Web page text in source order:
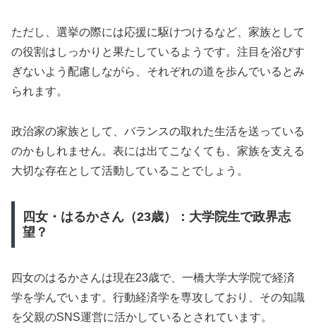
ただし、選挙の際には応援に駆けつけるなど、家族として
の役割はしっかりと果たしているようです。注目を浴びす
ぎないよう配慮しながら、それぞれの道を歩んでいるとみ
られます。
政治家の家族として、バランスの取れた生活を送っている
のかもしれません。表には出てこなくても、家族を支える
大切な存在として活動していることでしょう。
四女・はるかさん（23歳）：大学院生で政界志
望？
四女のはるかさんは現在23歳で、一橋大学大学院で経済
学を学んでいます。行動経済学を専攻しており、その知識
を父親のSNS運営に活かしているとされています。